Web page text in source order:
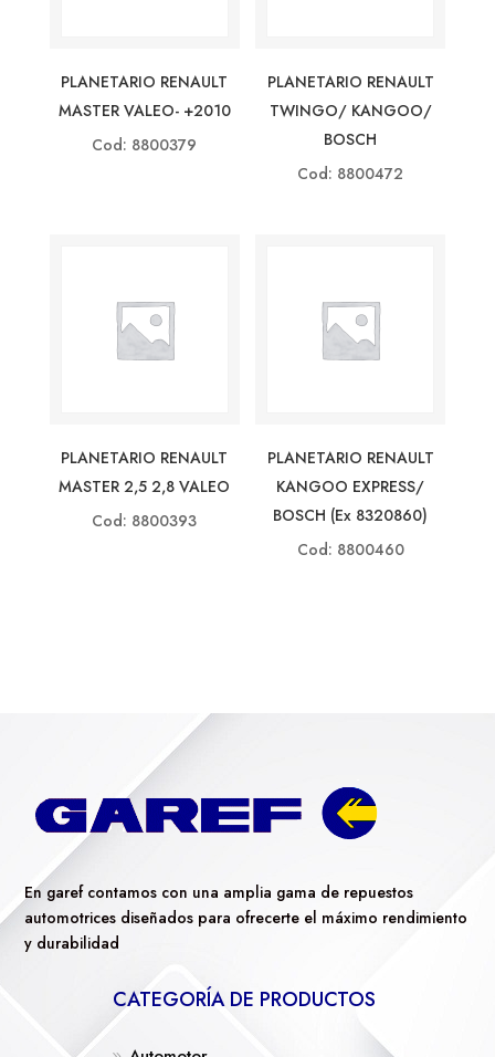
PLANETARIO RENAULT
MASTER VALEO- +2010
Cod: 8800379
PLANETARIO RENAULT
TWINGO/ KANGOO/
BOSCH
Cod: 8800472
PLANETARIO RENAULT
MASTER 2,5 2,8 VALEO
Cod: 8800393
PLANETARIO RENAULT
KANGOO EXPRESS/
BOSCH (ex 8320860)
Cod: 8800460
En garef contamos con una amplia gama de repuestos
automotrices diseñados para ofrecerte el máximo rendimiento
y durabilidad
CATEGORÍA DE PRODUCTOS